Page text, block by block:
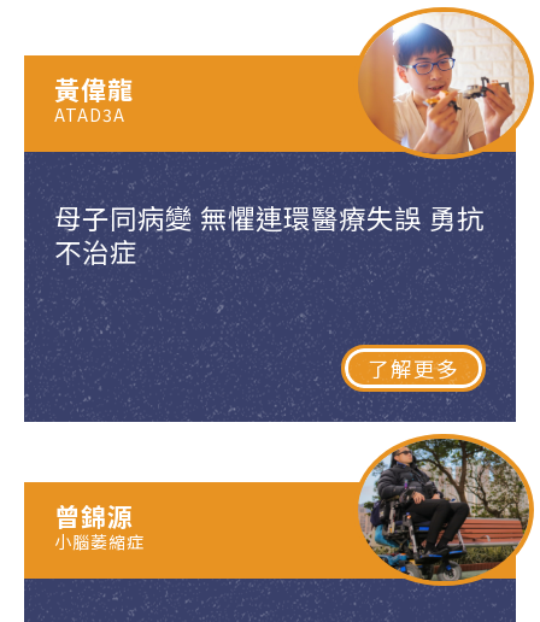
母子同病變 無懼連環醫療失誤 勇抗
不治症
了解更多
黃偉龍
ATAD3A
曾錦源
小腦萎縮症